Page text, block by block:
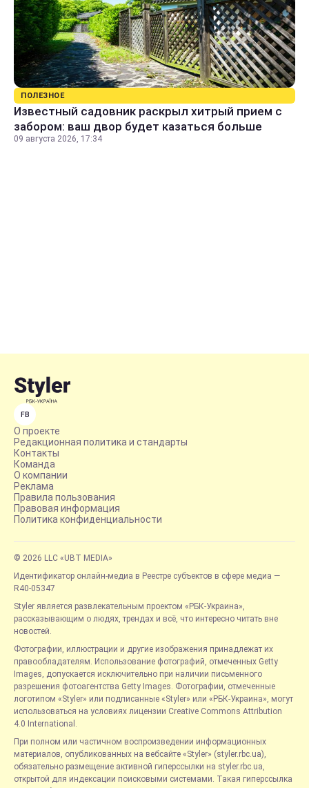
ПОЛЕЗНОЕ
Известный садовник раскрыл хитрый прием с
забором: ваш двор будет казаться больше
09 августа 2026, 17:34
FB
О проекте
Редакционная политика и стандарты
Контакты
Команда
О компании
Реклама
Правила пользования
Правовая информация
Политика конфиденциальности
© 2026 LLC «UBT MEDIA»
Идентификатор онлайн-медиа в Реестре субъектов в сфере медиа —
R40-05347
Styler является развлекательным проектом «РБК-Украина»,
рассказывающим о людях, трендах и всё, что интересно читать вне
новостей.
Фотографии, иллюстрации и другие изображения принадлежат их
правообладателям. Использование фотографий, отмеченных Getty
Images, допускается исключительно при наличии письменного
разрешения фотоагентства Getty Images. Фотографии, отмеченные
логотипом «Styler» или подписанные «Styler» или «РБК-Украина», могут
использоваться на условиях лицензии Creative Commons Attribution
4.0 International.
При полном или частичном воспроизведении информационных
материалов, опубликованных на вебсайте «Styler» (styler.rbc.ua),
обязательно размещение активной гиперссылки на styler.rbc.ua,
открытой для индексации поисковыми системами. Такая гиперссылка